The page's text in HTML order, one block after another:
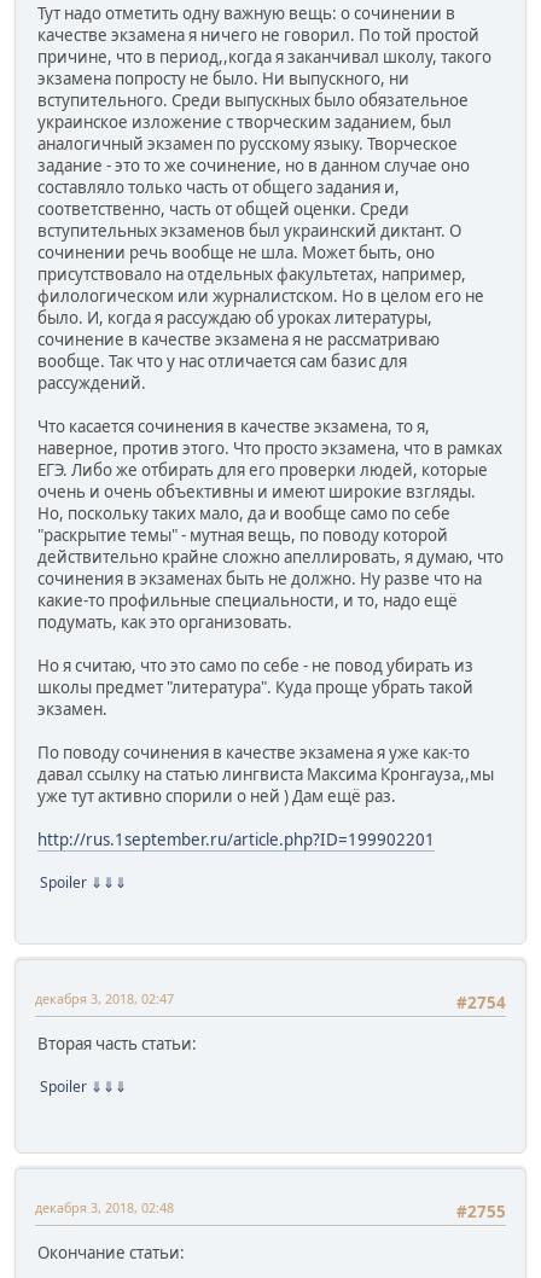
Тут надо отметить одну важную вещь: о сочинении в
качестве экзамена я ничего не говорил. По той простой
причине, что в период,,когда я заканчивал школу, такого
экзамена попросту не было. Ни выпускного, ни
вступительного. Среди выпускных было обязательное
украинское изложение с творческим заданием, был
аналогичный экзамен по русскому языку. Творческое
задание - это то же сочинение, но в данном случае оно
составляло только часть от общего задания и,
соответственно, часть от общей оценки. Среди
вступительных экзаменов был украинский диктант. О
сочинении речь вообще не шла. Может быть, оно
присутствовало на отдельных факультетах, например,
филологическом или журналистском. Но в целом его не
было. И, когда я рассуждаю об уроках литературы,
сочинение в качестве экзамена я не рассматриваю
вообще. Так что у нас отличается сам базис для
рассуждений.
Что касается сочинения в качестве экзамена, то я,
наверное, против этого. Что просто экзамена, что в рамках
ЕГЭ. Либо же отбирать для его проверки людей, которые
очень и очень объективны и имеют широкие взгляды.
Но, поскольку таких мало, да и вообще само по себе
"раскрытие темы" - мутная вещь, по поводу которой
действительно крайне сложно апеллировать, я думаю, что
сочинения в экзаменах быть не должно. Ну разве что на
какие-то профильные специальности, и то, надо ещё
подумать, как это организовать.
Но я считаю, что это само по себе - не повод убирать из
школы предмет "литература". Куда проще убрать такой
экзамен.
По поводу сочинения в качестве экзамена я уже как-то
давал ссылку на статью лингвиста Максима Кронгауза,,мы
уже тут активно спорили о ней ) Дам ещё раз.
http://rus.1september.ru/article.php?ID=199902201
Spoiler ⇓⇓⇓
#2754
декабря 3, 2018, 02:47
Вторая часть статьи:
Spoiler ⇓⇓⇓
#2755
декабря 3, 2018, 02:48
Окончание статьи: